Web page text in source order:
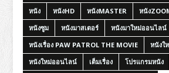
หนัง
หนังHD หนังMASTER หนัง
หนังซูม
หนังมาสเตอร์
หนังมาใหม่ออนไลน์
หนังเรื่อง PAW PATROL THE MOVIE
หนังใ
หนังใหม่ออนไลน์
เต็มเรื่อง
โปรแกรมหนัง